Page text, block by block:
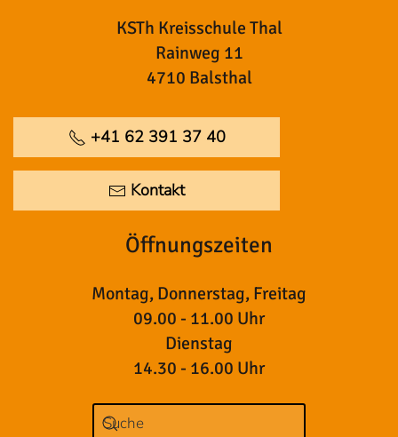
KSTh Kreisschule Thal
Rainweg 11
4710 Balsthal
+41 62 391 37 40
Kontakt
Öffnungszeiten
Montag, Donnerstag, Freitag
09.00 - 11.00 Uhr
Dienstag
14.30 - 16.00 Uhr